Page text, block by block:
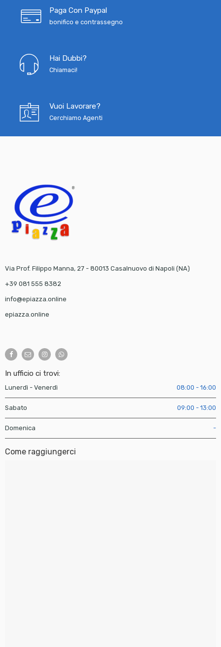
Paga Con Paypal
bonifico e contrassegno
Hai Dubbi?
Chiamaci!
Vuoi Lavorare?
Cerchiamo Agenti
Via Prof. Filippo Manna, 27 - 80013 Casalnuovo di Napoli (NA)
+39 081 555 8382
info@epiazza.online
epiazza.online
In ufficio ci trovi:
Lunerdì - Venerdì 08:00 - 16:00
Sabato 09:00 - 13:00
Domenica -
Come raggiungerci